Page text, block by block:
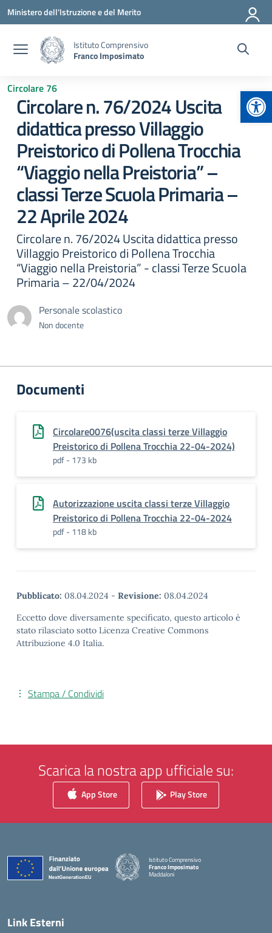
Vai ai contenuti
Vai al menu di navigazione
Vai al footer
Ministero dell'Istruzione e del Merito
Istituto Comprensivo
Franco Imposimato
Circolare 76
Circolare n. 76/2024 Uscita
didattica presso Villaggio
Preistorico di Pollena Trocchia
“Viaggio nella Preistoria” –
classi Terze Scuola Primaria –
22 Aprile 2024
Circolare n. 76/2024 Uscita didattica presso
Villaggio Preistorico di Pollena Trocchia
“Viaggio nella Preistoria” - classi Terze Scuola
Primaria – 22/04/2024
Personale scolastico
Non docente
Documenti
Circolare0076(uscita classi terze Villaggio
Preistorico di Pollena Trocchia 22-04-2024)
pdf - 173 kb
Autorizzazione uscita classi terze Villaggio
Preistorico di Pollena Trocchia 22-04-2024
pdf - 118 kb
Pubblicato: 08.04.2024 - Revisione: 08.04.2024
Eccetto dove diversamente specificato, questo articolo è
stato rilasciato sotto Licenza Creative Commons
Attribuzione 4.0 Italia.
Stampa / Condividi
Scarica la nostra app ufficiale su:
App Store Play Store
Istituto Comprensivo
Franco Imposimato
Maddaloni
Link Esterni